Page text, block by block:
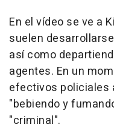
En el vídeo se ve a
suelen
así como
agentes. En un
efectivos policiales
"bebiendo y
"criminal".